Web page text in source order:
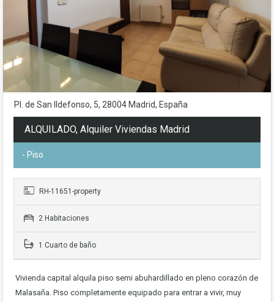
Pl. de San Ildefonso, 5, 28004 Madrid, España
ALQUILADO, Alquiler Viviendas Madrid
- Piso
RH-11651-property
2 Habitaciones
1 Cuarto de baño
Vivienda capital alquila piso semi abuhardillado en pleno corazón de
Malasaña. Piso completamente equipado para entrar a vivir, muy